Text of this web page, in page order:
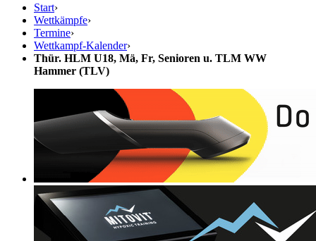
Start›
Wettkämpfe›
Termine›
Wettkampf-Kalender›
Thür. HLM U18, Mä, Fr, Senioren u. TLM WW
Hammer (TLV)